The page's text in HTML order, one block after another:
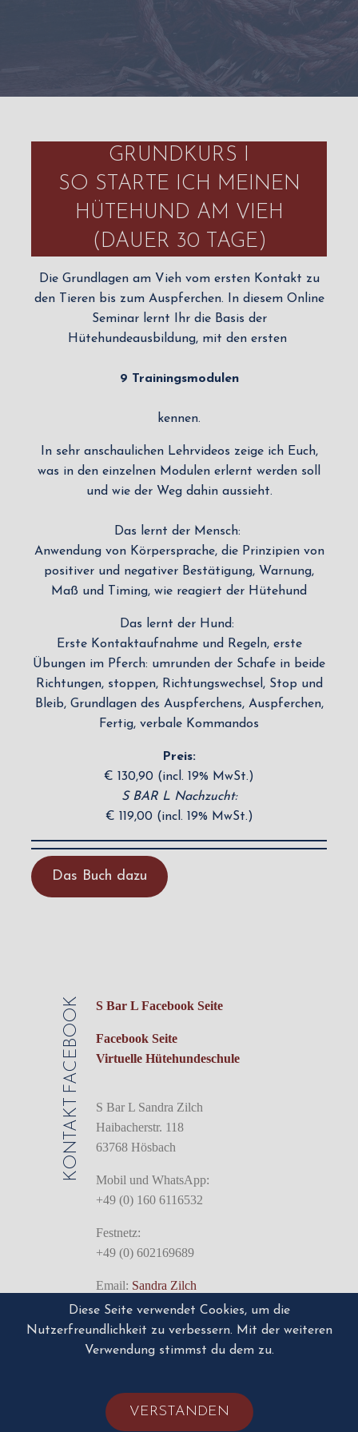
GRUNDKURS I
SO STARTE ICH MEINEN
HÜTEHUND AM VIEH
(DAUER 30 TAGE)
Die Grundlagen am Vieh vom ersten Kontakt zu
den Tieren bis zum Auspferchen. In diesem Online
Seminar lernt Ihr die Basis der
Hütehundeausbildung, mit den ersten
9 Trainingsmodulen
kennen.
In sehr anschaulichen Lehrvideos zeige ich Euch,
was in den einzelnen Modulen erlernt werden soll
und wie der Weg dahin aussieht.
Das lernt der Mensch:
Anwendung von Körpersprache, die Prinzipien von
positiver und negativer Bestätigung, Warnung,
Maß und Timing, wie reagiert der Hütehund
Das lernt der Hund:
Erste Kontaktaufnahme und Regeln, erste
Übungen im Pferch: umrunden der Schafe in beide
Richtungen, stoppen, Richtungswechsel, Stop und
Bleib, Grundlagen des Auspferchens, Auspferchen,
Fertig, verbale Kommandos
Preis:
€ 130,90 (incl. 19% MwSt.)
S BAR L Nachzucht:
€ 119,00 (incl. 19% MwSt.)
Das Buch dazu
FACEBOOK S Bar L Facebook Seite
Facebook Seite
Virtuelle Hütehundeschule
KONTAKT
S Bar L Sandra Zilch
Haibacherstr. 118
63768 Hösbach
Mobil und WhatsApp:
+49 (0) 160 6116532
Festnetz:
+49 (0) 602169689
Email: Sandra Zilch
Impressum/Disclaimer
Diese Seite verwendet Cookies, um die
Nutzerfreundlichkeit zu verbessern. Mit der weiteren
Verwendung stimmst du dem zu.
VERSTANDEN